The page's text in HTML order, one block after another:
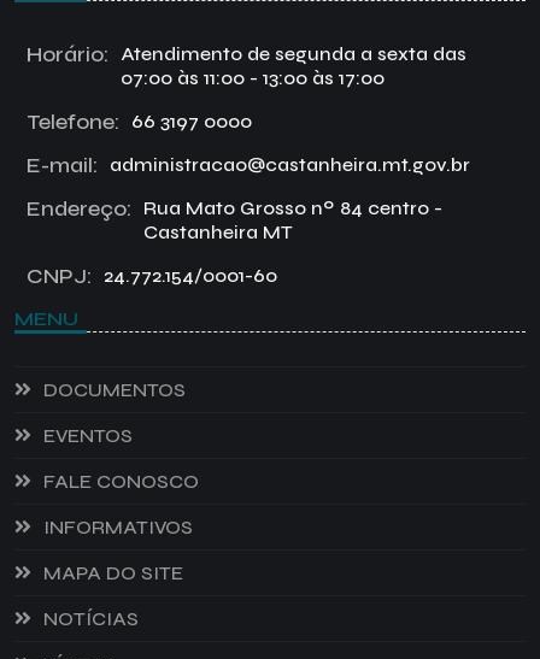
Horário:
Atendimento de segunda a sexta das
07:00 às 11:00 - 13:00 às 17:00
Telefone: 66 3197 0000
E-mail: administracao@castanheira.mt.gov.br
Endereço:
Rua Mato Grosso nº 84 centro -
Castanheira MT
CNPJ: 24.772.154/0001-60
MENU
DOCUMENTOS
EVENTOS
FALE CONOSCO
INFORMATIVOS
MAPA DO SITE
NOTÍCIAS